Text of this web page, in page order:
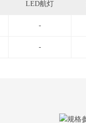
LED航灯
-
-